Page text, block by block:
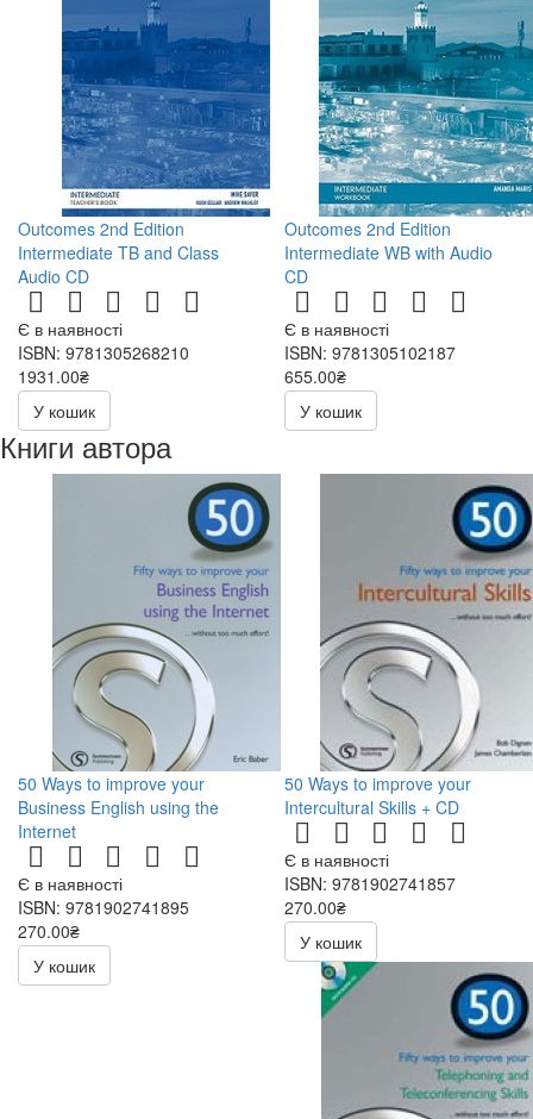
Outcomes 2nd Edition
Intermediate TB and Class
Audio CD
Є в наявності
ISBN: 9781305268210
1931.00₴
У кошик
Outcomes 2nd Edition
Intermediate WB with Audio
CD
Є в наявності
ISBN: 9781305102187
655.00₴
У кошик
Книги автора
50 Ways to improve your
Business English using the
Internet
Є в наявності
ISBN: 9781902741895
270.00₴
540.00₴
У кошик
50 Ways to improve your
Intercultural Skills + CD
Є в наявності
ISBN: 9781902741857
270.00₴
540.00₴
У кошик